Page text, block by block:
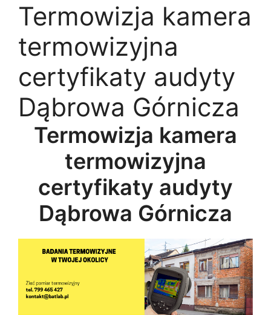
Termowizja kamera
termowizyjna
certyfikaty audyty
Dąbrowa Górnicza
Termowizja kamera
termowizyjna
certyfikaty audyty
Dąbrowa Górnicza